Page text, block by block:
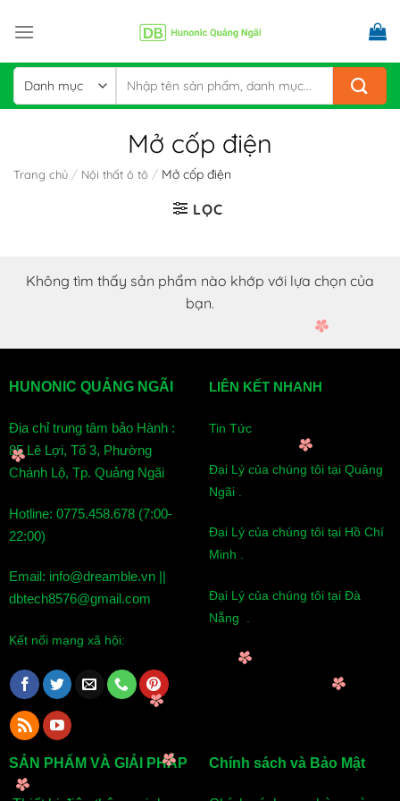
kiếm:
Mở cốp điện
Trang chủ / Nội thất ô tô / Mở cốp điện
LỌC
Không tìm thấy sản phẩm nào khớp với lựa chọn của
bạn.
HUNONIC QUẢNG NGÃI
Địa chỉ trung tâm bảo Hành :
85 Lê Lợi, Tổ 3, Phường
Chánh Lộ, Tp. Quảng Ngãi
Hotline: 0775.458.678 (7:00-
22:00)
Email: info@dreamble.vn ||
dbtech8576@gmail.com
Kết nối mạng xã hội:
LIÊN KẾT NHANH
Tin Tức
Đại Lý của chúng tôi tại Quảng
Ngãi .
Đại Lý của chúng tôi tại Hồ Chí
Minh .
Đại Lý của chúng tôi tại Đà
Nẵng .
SẢN PHẨM VÀ GIẢI PHÁP Chính sách và Bảo Mật